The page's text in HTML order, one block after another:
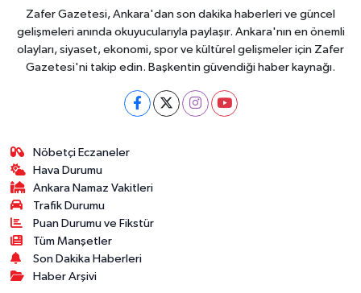
Zafer Gazetesi, Ankara'dan son dakika haberleri ve güncel
gelişmeleri anında okuyucularıyla paylaşır. Ankara'nın en önemli
olayları, siyaset, ekonomi, spor ve kültürel gelişmeler için Zafer
Gazetesi'ni takip edin. Başkentin güvendiği haber kaynağı.
Nöbetçi Eczaneler
Hava Durumu
Ankara Namaz Vakitleri
Trafik Durumu
Puan Durumu ve Fikstür
Tüm Manşetler
Son Dakika Haberleri
Haber Arşivi